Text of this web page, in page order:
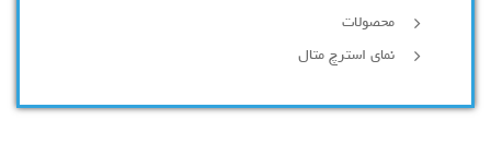
محصولات
نمای استرچ متال